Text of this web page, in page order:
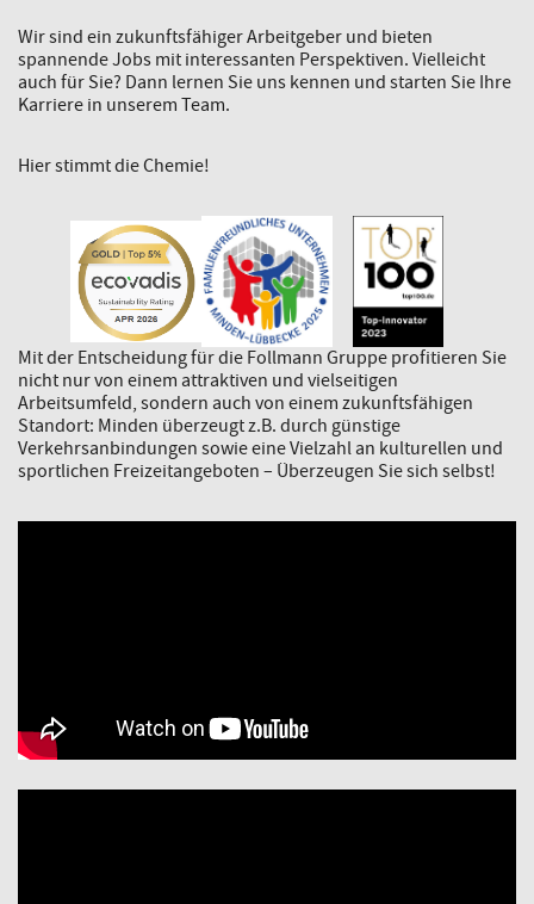
Wir sind ein zukunftsfähiger Arbeitgeber und bieten
spannende Jobs mit interessanten Perspektiven. Vielleicht
auch für Sie? Dann lernen Sie uns kennen und starten Sie Ihre
Karriere in unserem Team.
Hier stimmt die Chemie!
Mit der Entscheidung für die Follmann Gruppe profitieren Sie
nicht nur von einem attraktiven und vielseitigen
Arbeitsumfeld, sondern auch von einem zukunftsfähigen
Standort: Minden überzeugt z.B. durch günstige
Verkehrsanbindungen sowie eine Vielzahl an kulturellen und
sportlichen Freizeitangeboten – Überzeugen Sie sich selbst!